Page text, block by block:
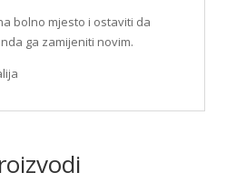
bolno mjesto i ostaviti da
ga zamijeniti novim.